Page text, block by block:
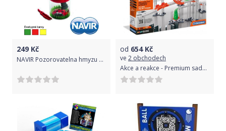
249 Kč
NAVIR Pozorovatelna hmyzu Super Bug Viewer
od 654Kč
ve 2 obchodech
Akce a reakce - Premium sada - 120 dílků